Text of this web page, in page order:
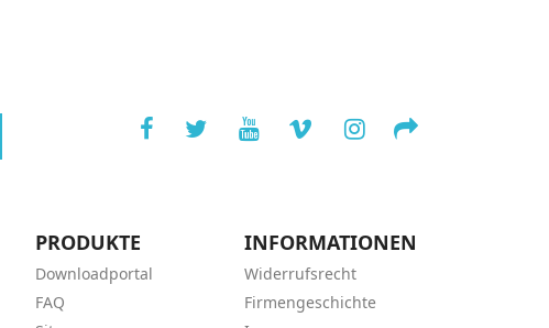
PRODUKTE
Downloadportal
FAQ
INFORMATIONEN
Widerrufsrecht
Firmengeschichte